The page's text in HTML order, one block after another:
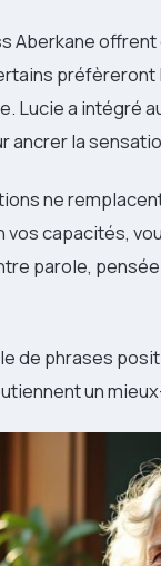
Aberkane
préfèreront
Lucie a intégré
ancrer la
ne
vos capacités,
parole,
de phrases
un